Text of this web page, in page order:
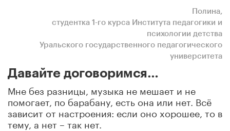
Полина,
студентка 1-го курса Института педагогики и
психологии детства
Уральского государственного педагогического
университета
Давайте договоримся…
Мне без разницы, музыка не мешает и не
помогает, по барабану, есть она или нет. Всё
зависит от настроения: если оно хорошее, то в
тему, а нет – так нет.